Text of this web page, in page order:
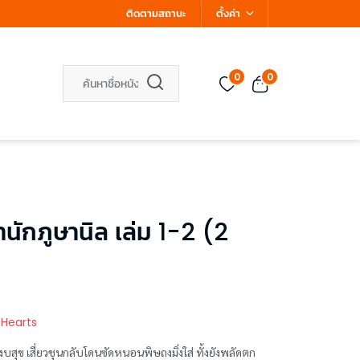
ติดตามสถานะ ตั้งค่า
0 0
นักภูษานิล เล่ม 1-2 (2
Hearts
บสุข เสี่ยวชุนกลับโดนซัดหนอนพิษถงมิ่งใส่ ทั้งยังพลัดตก